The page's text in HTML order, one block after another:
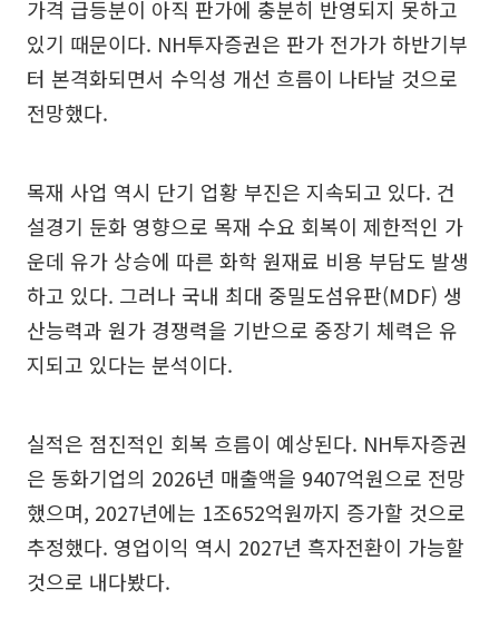
가격 급등분이 아직 판가에 충분히 반영되지 못하고
있기 때문이다. NH투자증권은 판가 전가가 하반기부
터 본격화되면서 수익성 개선 흐름이 나타날 것으로
전망했다.
목재 사업 역시 단기 업황 부진은 지속되고 있다. 건
설경기 둔화 영향으로 목재 수요 회복이 제한적인 가
운데 유가 상승에 따른 화학 원재료 비용 부담도 발생
하고 있다. 그러나 국내 최대 중밀도섬유판(MDF) 생
산능력과 원가 경쟁력을 기반으로 중장기 체력은 유
지되고 있다는 분석이다.
실적은 점진적인 회복 흐름이 예상된다. NH투자증권
은 동화기업의 2026년 매출액을 9407억원으로 전망
했으며, 2027년에는 1조652억원까지 증가할 것으로
추정했다. 영업이익 역시 2027년 흑자전환이 가능할
것으로 내다봤다.